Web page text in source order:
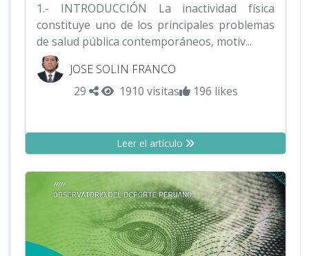
1.- INTRODUCCIÓN La inactividad física
constituye uno de los principales problemas
de salud pública contemporáneos, motiv...
JOSE SOLIN FRANCO
29
1910 visitas 196 likes
Leer el artículo